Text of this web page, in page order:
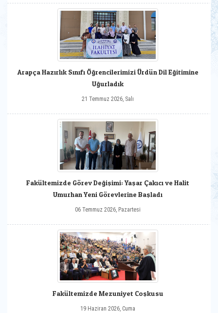
Arapça Hazırlık Sınıfı Öğrencilerimizi Ürdün Dil Eğitimine
Uğurladık
21 Temmuz 2026, Salı
Fakültemizde Görev Değişimi: Yaşar Çakıcı ve Halit
Umurhan Yeni Görevlerine Başladı
06 Temmuz 2026, Pazartesi
Fakültemizde Mezuniyet Coşkusu
19 Haziran 2026, Cuma